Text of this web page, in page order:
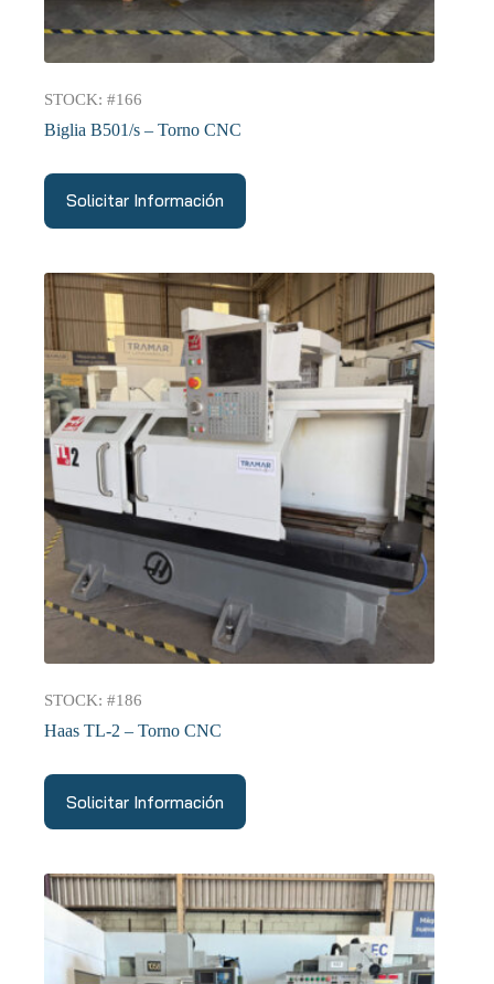
STOCK: #166
Biglia B501/s – Torno CNC
Solicitar Información
STOCK: #186
Haas TL-2 – Torno CNC
Solicitar Información